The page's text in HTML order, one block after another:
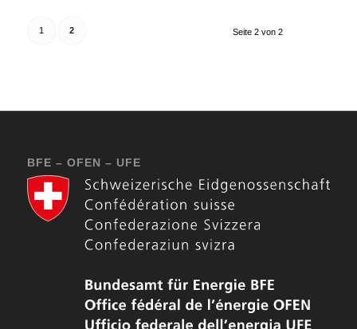
Seite 2 von 2
1 2
BFE – OFEN – UFE